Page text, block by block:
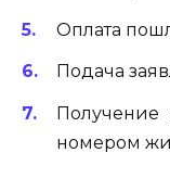
Оплата
Подача
номером